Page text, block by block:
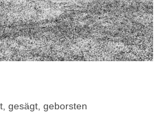
gesägt, geborsten